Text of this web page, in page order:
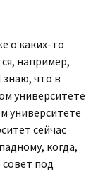
о каких-то
например,
знаю, что в
университете
университете
сейчас
когда,
совет под